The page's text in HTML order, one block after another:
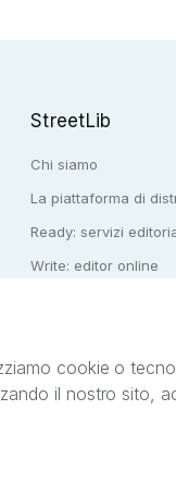
StreetLib
Chi siamo
La piattaforma di
Ready: servizi
Write: editor online
proprietà di StreetLib S.r.l.
cookie o
il nostro sito,